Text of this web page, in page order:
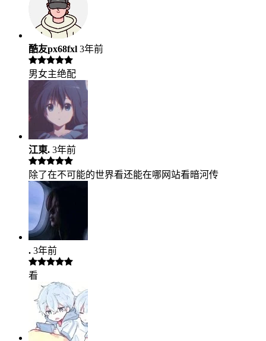
酷友px68fxl 3年前
男女主绝配
江東. 3年前
除了在不可能的世界看还能在哪网站看暗河传
. 3年前
看